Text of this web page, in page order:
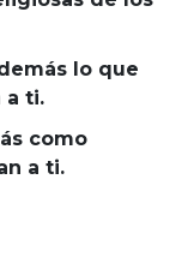
lo que
a ti.
como
a ti.